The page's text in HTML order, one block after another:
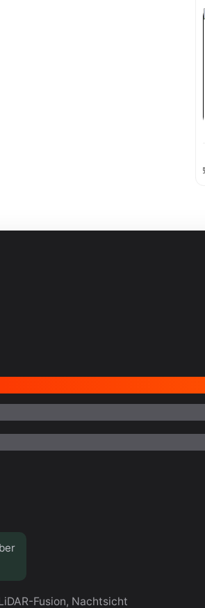
Fusion, Nachtsicht